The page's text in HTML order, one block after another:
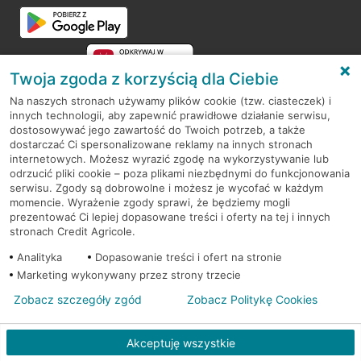
RODO
Regulamin serwisu
Mapa serwisu
PolitykaCookies
© 2026 Credit Agricole Bank Polska S.A. Wszelkie prawa zastrzeżone
Twoja zgoda z korzyścią dla Ciebie
Na naszych stronach używamy plików cookie (tzw. ciasteczek) i
innych technologii, aby zapewnić prawidłowe działanie serwisu,
dostosowywać jego zawartość do Twoich potrzeb, a także
dostarczać Ci spersonalizowane reklamy na innych stronach
internetowych. Możesz wyrazić zgodę na wykorzystywanie lub
odrzucić pliki cookie – poza plikami niezbędnymi do funkcjonowania
serwisu. Zgody są dobrowolne i możesz je wycofać w każdym
momencie. Wyrażenie zgody sprawi, że będziemy mogli
prezentować Ci lepiej dopasowane treści i oferty na tej i innych
stronach Credit Agricole.
Analityka
Dopasowanie treści i ofert na stronie
Marketing wykonywany przez strony trzecie
Akceptuję wszystkie
Zobacz szczegóły zgód Zobacz Politykę Cookies